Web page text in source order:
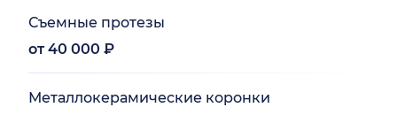
Съемные протезы
от 40 000 ₽
Металлокерамические коронки